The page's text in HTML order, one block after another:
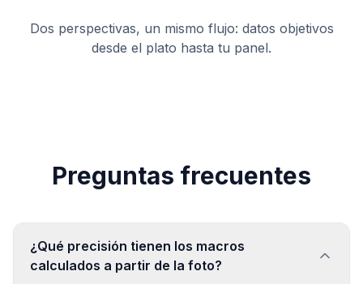
Dos perspectivas, un mismo flujo: datos objetivos
desde el plato hasta tu panel.
Preguntas frecuentes
¿Qué precisión tienen los macros
calculados a partir de la foto?